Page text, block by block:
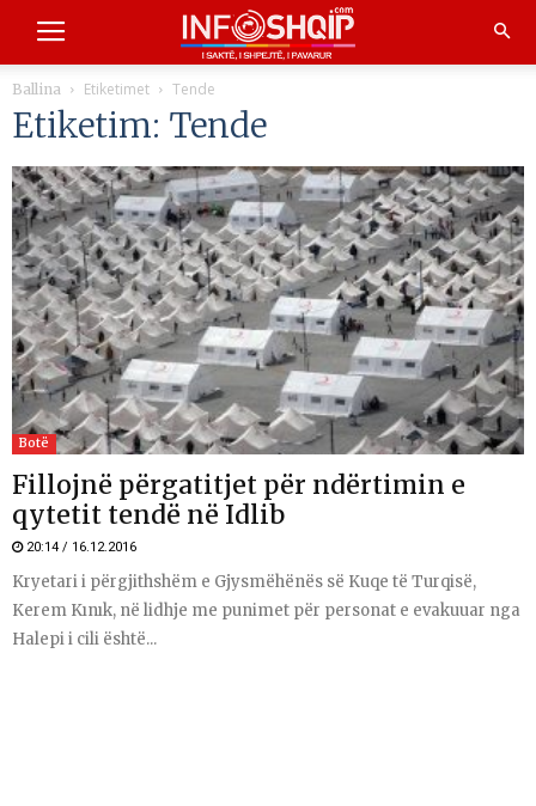
Ballina Etiketimet Tende
Etiketim: Tende
Botë
Fillojnë përgatitjet për ndërtimin e
qytetit tendë në Idlib
20:14 / 16.12.2016
Kryetari i përgjithshëm e Gjysmëhënës së Kuqe të Turqisë,
Kerem Kınık, në lidhje me punimet për personat e evakuuar nga
Halepi i cili është...